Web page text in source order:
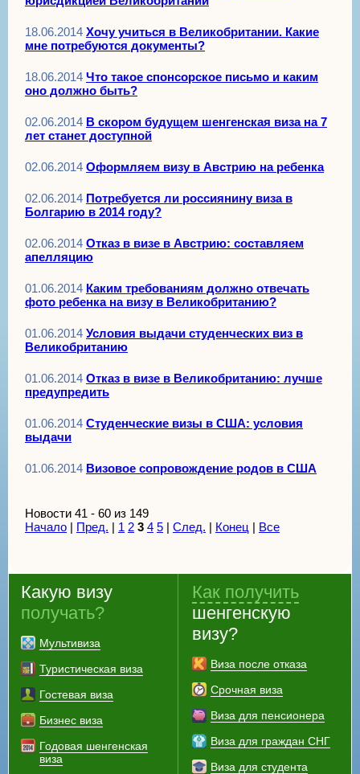
18.06.2014 Хочу учиться в Великобритании. Какие
мне потребуются документы?
18.06.2014 Что такое спонсорское письмо и каким
оно должно быть?
02.06.2014 В скором будущем шенгенская виза на 7
лет станет доступной
02.06.2014 Оформляем визу в Австрию на ребенка
02.06.2014 Потребуется ли россиянину виза в
Болгарию в 2014 году?
02.06.2014 Отказ в визе в Австрию: составляем
апелляцию
01.06.2014 Каким требованиям должно отвечать
фото ребенка на визу в Великобританию?
01.06.2014 Условия выдачи студенческих виз в
Великобританию
01.06.2014 Отказ в визе в Великобританию: лучше
предупредить
01.06.2014 Студенческие визы в США: условия
выдачи
01.06.2014 Визовое сопровождение родов в США
Новости 41 - 60 из 149
Начало | Пред. | 1 2 3 4 5 | След. | Конец | Все
Какую визу
получать?
Мультивиза
Туристическая виза
Гостевая виза
Бизнес виза
Годовая шенгенская
виза
Как получить
шенгенскую
визу?
Виза после отказа
Срочная виза
Виза для пенсионера
Виза для граждан СНГ
Виза для студента